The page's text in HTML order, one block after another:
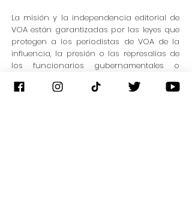
La misión y la independencia editorial de
VOA están garantizadas por las leyes que
protegen a los periodistas de VOA de la
influencia, la presión o las represalias de
los funcionarios gubernamentales o